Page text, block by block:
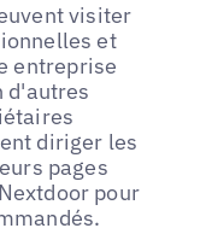
visiter
et
entreprise
d'autres
diriger les
pages
pour